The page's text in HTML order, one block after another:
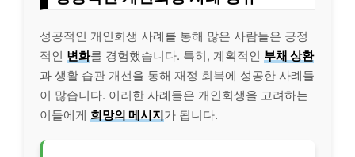
성공적인 개인회생 사례를 통해 많은 사람들은 긍정
적인 변화를 경험했습니다. 특히, 계획적인 부채 상환
과 생활 습관 개선을 통해 재정 회복에 성공한 사례들
이 많습니다. 이러한 사례들은 개인회생을 고려하는
이들에게 희망의 메시지가 됩니다.